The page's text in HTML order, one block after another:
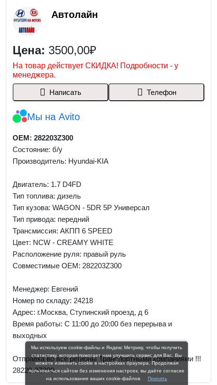
Автолайн
Цена: 3500,00₽
На товар действует СКИДКА! Подробности - у
менеджера.
Написать Телефон
Мы на Avito
OEM: 282203Z300
Состояние: б/у
Производитель: Hyundai-KIA
Двигатель: 1.7 D4FD
Тип топлива: дизель
Тип кузова: WAGON - 5DR 5P Универсал
Тип привода: передний
Трансмиссия: AКПП 6 SPEED
Цвет: NCW - CREAMY WHITE
Расположение руля: правый руль
Совместимые OEM: 282203Z300
Менеджер: Евгений
Номер по складу: 24218
Адрес: г.Москва, Ступинский проезд, д 6
Время работы: С 11:00 до 20:00 без перерыва и
выходных
Отправка во все регионы Транспортными компаниями !!!
28220-3Z300
Мы используем cookie-файлы и Яндекс Метрику, чтобы получить
статистику, которая помогает нам улучшить сервис для Вас. Вы
можете изменить cookie в настройках браузера. Продолжая
пользоваться сайтом без изменения настроек, вы даёте согласие
на использование ваших cookie-файлов.
Принять